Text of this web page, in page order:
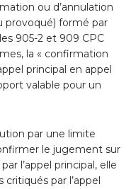
ou d’annulation
provoqué) formé par
905-2 et 909 CPC
la « confirmation
principal en appel
valable pour un
par une limite
le jugement sur
l’appel principal, elle
par l’appel